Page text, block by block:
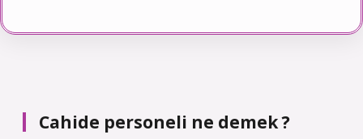
Cahide personeli ne demek ?